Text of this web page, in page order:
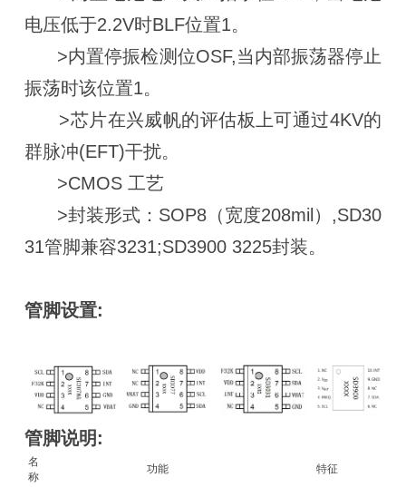
电压低于2.2V时BLF位置1。
>内置停振检测位OSF,当内部振荡器停止
振荡时该位置1。
>芯片在兴威帆的评估板上可通过4KV的
群脉冲(EFT)干扰。
>CMOS 工艺
>封装形式：SOP8（宽度208mil）,SD30
31管脚兼容3231;SD3900 3225封装。
管脚设置:
管脚说明:
名
称
功能 特征